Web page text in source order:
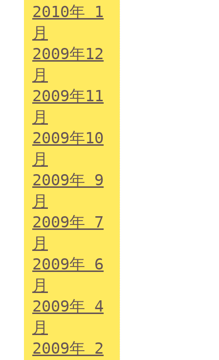
2010年 1
月
2009年12
月
2009年11
月
2009年10
月
2009年 9
月
2009年 7
月
2009年 6
月
2009年 4
月
2009年 2